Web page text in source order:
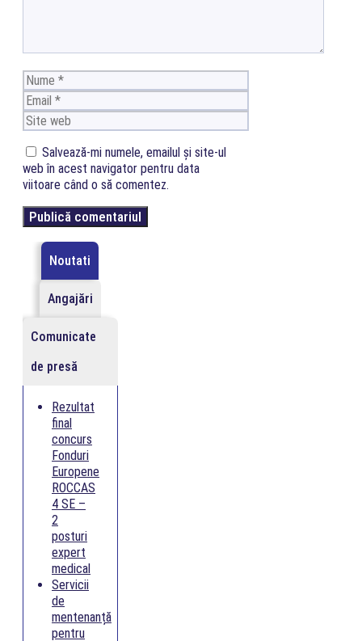
Nume
Email
Site
web
Salvează-mi numele, emailul și site-ul
web în acest navigator pentru data
viitoare când o să comentez.
Noutati
Angajări
Comunicate
de presă
Rezultat
final
concurs
Fonduri
Europene
ROCCAS
4 SE –
2
posturi
expert
medical
Servicii
de
mentenanță
pentru